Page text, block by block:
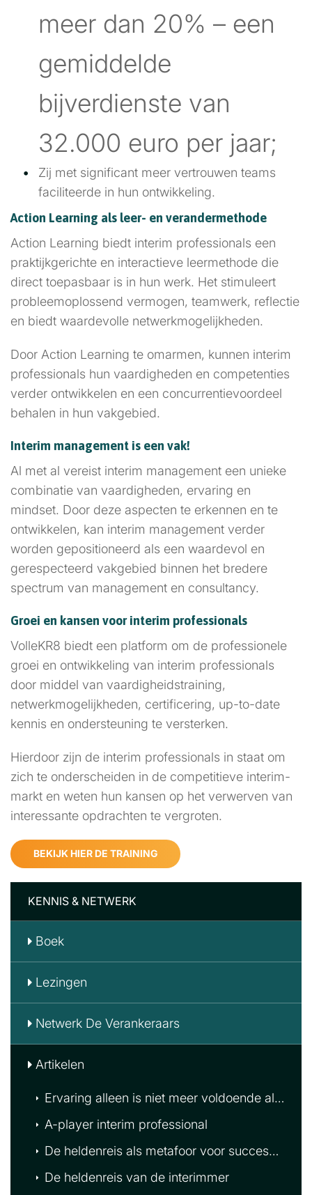
meer dan 20% – een
gemiddelde
bijverdienste van
32.000 euro per jaar;
Zij met significant meer vertrouwen teams
faciliteerde in hun ontwikkeling.
Action Learning als leer- en verandermethode
Action Learning biedt interim professionals een
praktijkgerichte en interactieve leermethode die
direct toepasbaar is in hun werk. Het stimuleert
probleemoplossend vermogen, teamwerk, reflectie
en biedt waardevolle netwerkmogelijkheden.
Door Action Learning te omarmen, kunnen interim
professionals hun vaardigheden en competenties
verder ontwikkelen en een concurrentievoordeel
behalen in hun vakgebied.
Interim management is een vak!
Al met al vereist interim management een unieke
combinatie van vaardigheden, ervaring en
mindset. Door deze aspecten te erkennen en te
ontwikkelen, kan interim management verder
worden gepositioneerd als een waardevol en
gerespecteerd vakgebied binnen het bredere
spectrum van management en consultancy.
Groei en kansen voor interim professionals
VolleKR8 biedt een platform om de professionele
groei en ontwikkeling van interim professionals
door middel van vaardigheidstraining,
netwerkmogelijkheden, certificering, up-to-date
kennis en ondersteuning te versterken.
Hierdoor zijn de interim professionals in staat om
zich te onderscheiden in de competitieve interim-
markt en weten hun kansen op het verwerven van
interessante opdrachten te vergroten.
BEKIJK HIER DE TRAINING
KENNIS & NETWERK
Boek
Lezingen
Netwerk De Verankeraars
Artikelen
Ervaring alleen is niet meer voldoende als interim manager
A-player interim professional
De heldenreis als metafoor voor succesvol Interim Management!
De heldenreis van de interimmer